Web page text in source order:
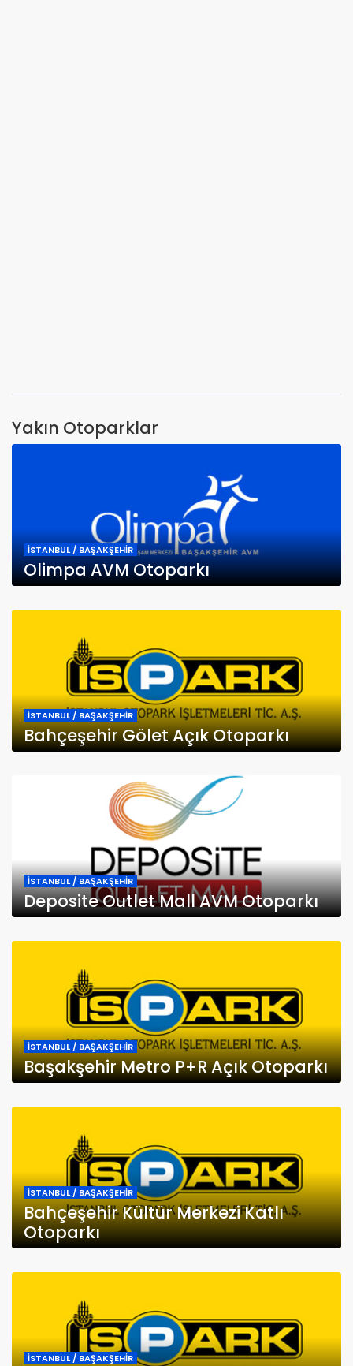
Yakın Otoparklar
İSTANBUL / BAŞAKŞEHİR
Olimpa AVM Otoparkı
İSTANBUL / BAŞAKŞEHİR
Bahçeşehir Gölet Açık Otoparkı
İSTANBUL / BAŞAKŞEHİR
Deposite Outlet Mall AVM Otoparkı
İSTANBUL / BAŞAKŞEHİR
Başakşehir Metro P+R Açık Otoparkı
İSTANBUL / BAŞAKŞEHİR
Bahçeşehir Kültür Merkezi Katlı
Otoparkı
İSTANBUL / BAŞAKŞEHİR